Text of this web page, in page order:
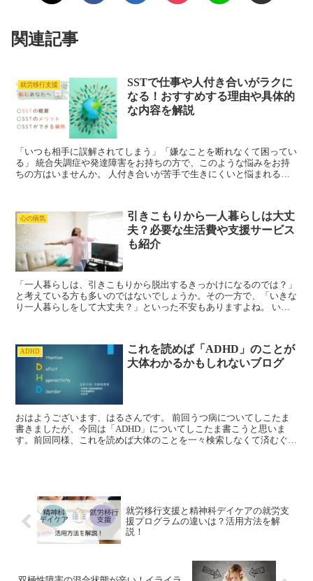
関連記事
就労移行支援
SSTで仕事や人付き合いがラクに
なる！おすすめする理由や具体的
な内容を解説
「いつも相手に誤解されてしまう」「嫌なことを断れなくて困ってい
る」 統合失調症や発達障害をお持ちの方で、このような悩みをお持
ちの方はいませんか。 人付き合いが苦手で生きにくいと悩まれる方
心の病気
引きこもりから一人暮らしは大丈
夫？必要な生活費や支援サービス
も紹介
「一人暮らしは、引きこもりから脱出するきっかけになるのでは？」
と考えている方も多いのではないでしょうか。その一方で、「いきな
り一人暮らしをして大丈夫？」といった不安もありますよね。 いき
ADHD
これを読めば「ADHD」のことが
大体わかるかもしれないブログ
おはようございます、はるさんです。 前回うつ病についてしこたま
書きましたが、今回は「ADHD」についてしこたま書こうと思いま
す。前回同様、これを読めば大体のことを一々検索しなくて済むぐら
就労移行支援と精神科デイケアの就労支
援プログラムの違いは？活用方法を解
説！